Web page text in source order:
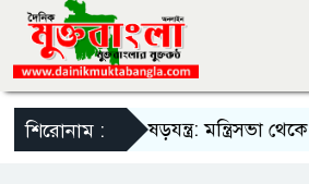
শিরোনাম :
ভয়ংকর ষড়যন্ত্র: মন্ত্রিসভা থেকে বাদ